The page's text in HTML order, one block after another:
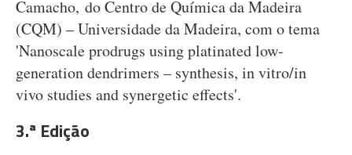
Camacho, do Centro de Química da Madeira
(CQM) – Universidade da Madeira, com o tema
'Nanoscale prodrugs using platinated low-
generation dendrimers – synthesis, in vitro/in
vivo studies and synergetic effects'.
3.ª Edição